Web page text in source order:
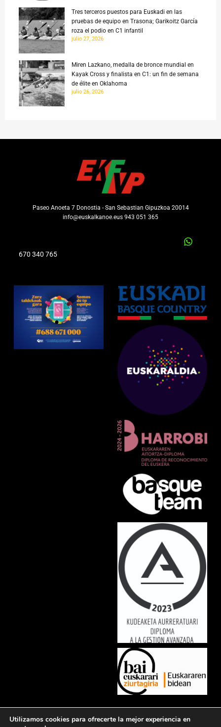
Tres terceros puestos para Euskadi en las
pruebas de equipo en Trasona; Garikoitz García
roza el podio en C1 infantil
julio 27, 2026
Miren Lazkano, medalla de bronce mundial en
Kayak Cross y finalista en C1: un fin de semana
de élite en Oklahoma
julio 26, 2026
Paseo Anoeta 7 Donostia - San Sebastian Gipuzkoa 20014
info@euskalkanoe.eus 943 051 365
670 340 765
luctus nec ullamcorper mattis, pulvinar dapibus leo.
Utilizamos cookies para ofrecerte la mejor experiencia en